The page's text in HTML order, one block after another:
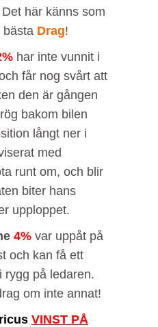
här känns som
bästa Drag!
har inte vunnit i
får nog svårt att
den är gången
bakom bilen
långt ner i
med
runt om, och blir
biter hans
upploppet.
4% var uppåt på
och kan få ett
rygg på ledaren.
om inte annat!
VINST PÅ